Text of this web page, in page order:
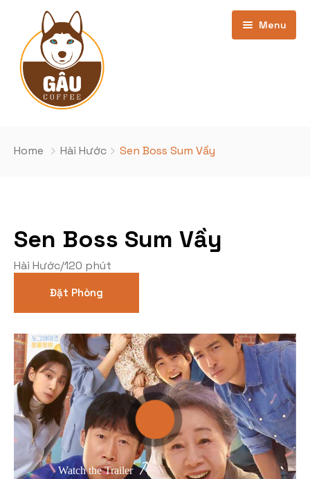
Menu
cơ sở Phan Văn Trường
Cơ sở Nghĩa Đô
Kho phim
Phim Đang Hot
Phim sắp chiếu
Thể loại phim
Phim kinh dị
Hài hước
Hoạt hình
Hành động
Khuyến Mãi
Tin Tức
Home Hài Hước Sen Boss Sum Vầy
Sen Boss Sum Vầy
Hài Hước/120 phút
Đặt Phòng
Watch the Trailer